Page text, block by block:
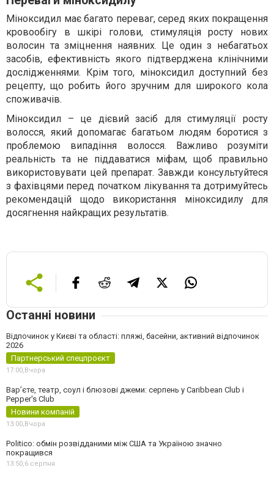
Міноксидил має багато переваг, серед яких покращення
кровообігу в шкірі голови, стимуляція росту нових
волосин та зміцнення наявних. Це один з небагатьох
засобів, ефективність якого підтверджена клінічними
дослідженнями. Крім того, міноксидил доступний без
рецепту, що робить його зручним для широкого кола
споживачів.
Міноксидил – це дієвий засіб для стимуляції росту
волосся, який допомагає багатьом людям боротися з
проблемою випадіння волосся. Важливо розуміти
реальність та не піддаватися міфам, щоб правильно
використовувати цей препарат. Завжди консультуйтеся
з фахівцями перед початком лікування та дотримуйтесь
рекомендацій щодо використання міноксидилу для
досягнення найкращих результатів.
Останні новини
Відпочинок у Києві та області: пляжі, басейни, активний відпочинок
2026
Партнерський спецпроєкт
17:00,Вчора
Вар’єте, театр, соул і блюзові джеми: серпень у Caribbean Club і
Pepper's Club
Новини компаній
13:00,Вчора
Politico: обмін розвідданими між США та Україною значно
покращився
13:50,6 серпня